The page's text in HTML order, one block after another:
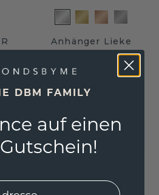
Anhänger Lieke
Zirkonia
271,20 €
DBM FAMILY
auf einen